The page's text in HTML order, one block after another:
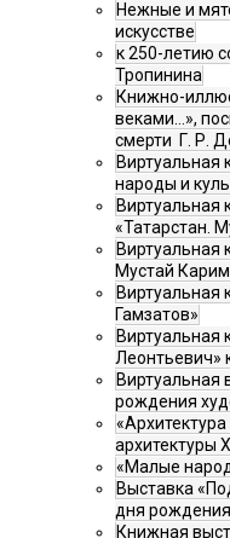
Нежные и
искусстве
к 250-летию
Тропинина
Книжно-
веками…»,
смерти Г. Р.
Виртуальная
народы и
Виртуальная
«Татарстан.
Виртуальная
Мустай
Виртуальная
Гамзатов»
Виртуальная
Леонтьевич»
Виртуальная
рождения
архитектуры
«Малые
Выставка
дня рождения
Книжная